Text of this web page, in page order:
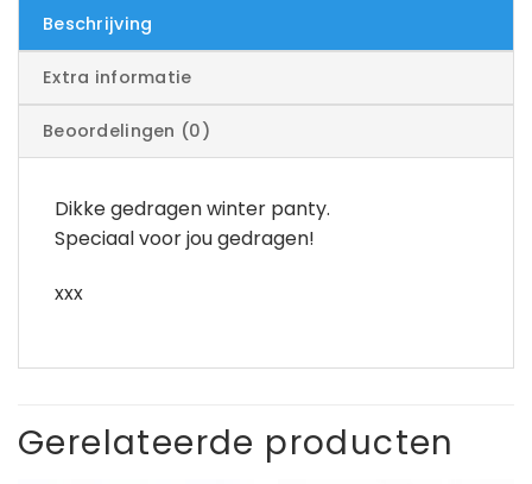
Beschrijving
Extra informatie
Beoordelingen (0)
Dikke gedragen winter panty.
Speciaal voor jou gedragen!
xxx
Gerelateerde producten